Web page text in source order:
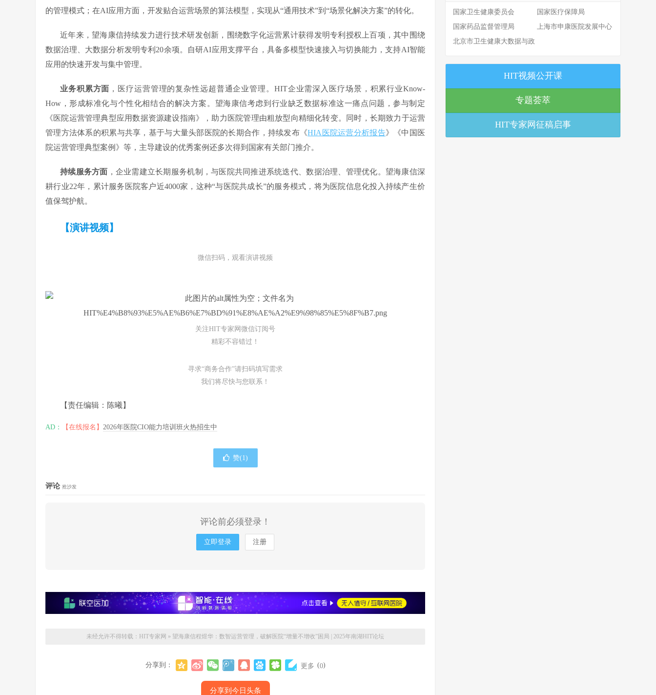
的管理模式；在AI应用方面，开发贴合运营场景的算法模型，实现从“通用技术”到“场景化解决方案”的转化。
近年来，望海康信持续发力进行技术研发创新，围绕数字化运营累计获得发明专利授权上百项，其中围绕
数据治理、大数据分析发明专利20余项。自研AI应用支撑平台，具备多模型快速接入与切换能力，支持AI智能
应用的快速开发与集中管理。
业务积累方面 ，医疗运营管理的复杂性远超普通企业管理。HIT企业需深入医疗场景，积累行业Know-
How，形成标准化与个性化相结合的解决方案。望海康信考虑到行业缺乏数据标准这一痛点问题，参与制定
《医院运营管理典型应用数据资源建设指南》，助力医院管理由粗放型向精细化转变。同时，长期致力于运营
管理方法体系的积累与共享，基于与大量头部医院的长期合作，持续发布《HIA医院运营分析报告》《中国医
院运营管理典型案例》等，主导建设的优秀案例还多次得到国家有关部门推介。
持续服务方面 ，企业需建立长期服务机制，与医院共同推进系统迭代、数据治理、管理优化。望海康信深
耕行业22年，累计服务医院客户近4000家，这种“与医院共成长”的服务模式，将为医院信息化投入持续产生价
值保驾护航。
【演讲视频】
微信扫码，观看演讲视频
关注HIT专家网微信订阅号
精彩不容错过！
寻求“商务合作”请扫码填写需求
我们将尽快与您联系！
【责任编辑：陈曦】
AD： 【在线报名】 2026年医院CIO能力培训班火热招生中
赞(1)
评论 抢沙发
评论前必须登录！
立即登录 注册
未经允许不得转载： HIT专家网 » 望海康信程煜华：数智运营管理，破解医院“增量不增收”困局 | 2025年南湖HIT论坛
分享到： 更多 (0)
分享到今日头条
国家卫生健康委员会
国家医疗保障局
国家药品监督管理局
上海市申康医院发展中心
北京市卫生健康大数据与政
HIT视频公开课
专题荟萃
HIT专家网征稿启事